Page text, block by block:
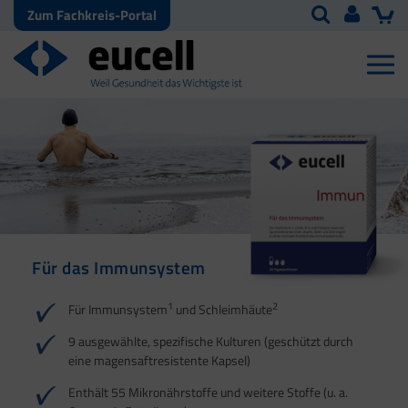
Zum Fachkreis-Portal
Für das Immunsystem
Für Immunsystem1 und Schleimhäute2
9 ausgewählte, spezifische Kulturen (geschützt durch
eine magensaftresistente Kapsel)
Enthält 55 Mikronährstoffe und weitere Stoffe (u. a.
Für Haut, Haare und
4
Für Ihre natürliche